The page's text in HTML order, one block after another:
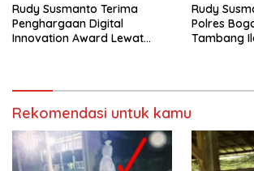
Rudy Susmanto Terima
Penghargaan Digital
Innovation Award Lewat
Rudy
Polres
Tambang
Rekomendasi untuk kamu